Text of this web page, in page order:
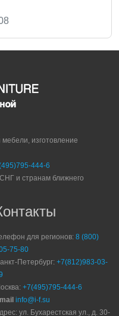
изготовление
444-6
и странам ближнего
для регионов: 8 (800)
75-80
Петербург: +7(812)983-03-
+7(495)795-444-6
info@i-f.su
ул. Бухарестская ул., д. 30-